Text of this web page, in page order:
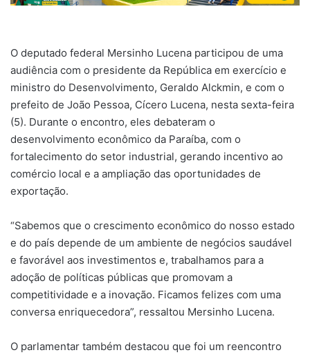
O deputado federal Mersinho Lucena participou de uma
audiência com o presidente da República em exercício e
ministro do Desenvolvimento, Geraldo Alckmin, e com o
prefeito de João Pessoa, Cícero Lucena, nesta sexta-feira
(5). Durante o encontro, eles debateram o
desenvolvimento econômico da Paraíba, com o
fortalecimento do setor industrial, gerando incentivo ao
comércio local e a ampliação das oportunidades de
exportação.
“Sabemos que o crescimento econômico do nosso estado
e do país depende de um ambiente de negócios saudável
e favorável aos investimentos e, trabalhamos para a
adoção de políticas públicas que promovam a
competitividade e a inovação. Ficamos felizes com uma
conversa enriquecedora”, ressaltou Mersinho Lucena.
O parlamentar também destacou que foi um reencontro